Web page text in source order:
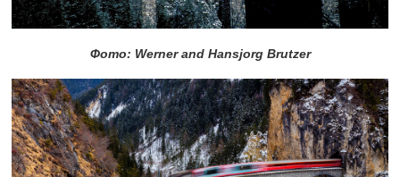
Фото: Werner and Hansjorg Brutzer